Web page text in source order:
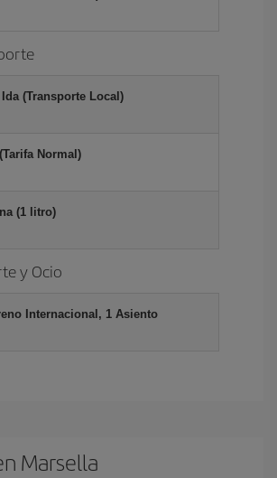
(Transporte Local)
Normal)
(1 litro)
y Ocio
Internacional, 1 Asiento
Marsella